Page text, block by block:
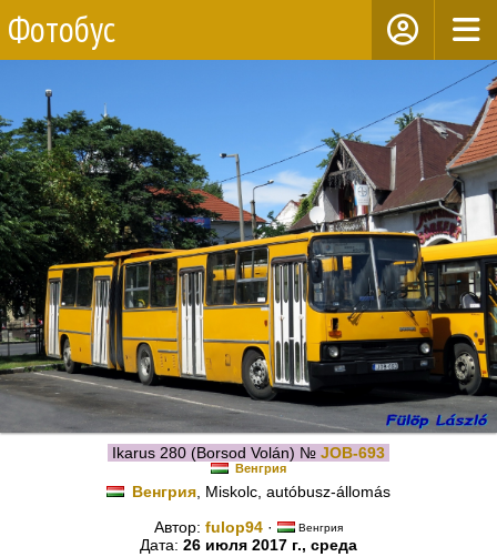
Фотобус
Ikarus 280 (Borsod Volán) № JOB-693
Венгрия
Венгрия , Miskolc, autóbusz-állomás
Автор: fulop94 · Венгрия
Дата: 26 июля 2017 г., среда